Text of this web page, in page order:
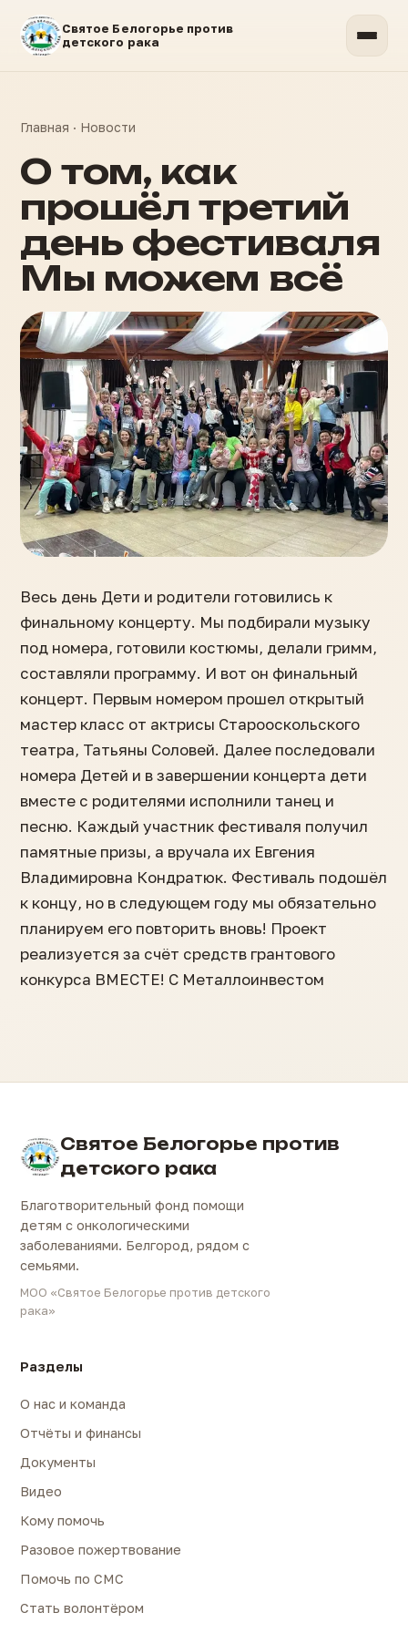
Святое Белогорье против
детского рака
Главная · Новости
О том, как
прошёл третий
день фестиваля
Мы можем всё
Весь день Дети и родители готовились к
финальному концерту. Мы подбирали музыку
под номера, готовили костюмы, делали гримм,
составляли программу. И вот он финальный
концерт. Первым номером прошел открытый
мастер класс от актрисы Старооскольского
театра, Татьяны Соловей. Далее последовали
номера Детей и в завершении концерта дети
вместе с родителями исполнили танец и
песню. Каждый участник фестиваля получил
памятные призы, а вручала их Евгения
Владимировна Кондратюк. Фестиваль подошёл
к концу, но в следующем году мы обязательно
планируем его повторить вновь! Проект
реализуется за счёт средств грантового
конкурса ВМЕСТЕ! С Металлоинвестом
Святое Белогорье против
детского рака
Благотворительный фонд помощи
детям с онкологическими
заболеваниями. Белгород, рядом с
семьями.
МОО «Святое Белогорье против детского
рака»
Разделы
О нас и команда
Отчёты и финансы
Документы
Видео
Кому помочь
Разовое пожертвование
Помочь по СМС
Стать волонтёром